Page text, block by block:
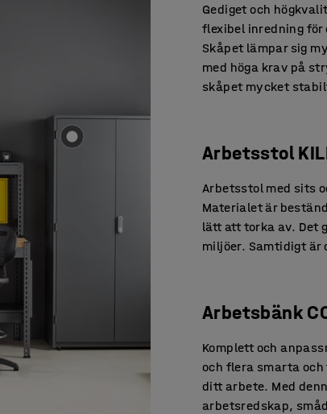
Gediget och
flexibel inredning
Skåpet lämpar sig
med höga krav på
skåpet mycket
Arbetsstol
Arbetsstol med sits
Materialet är
lätt att torka av. Det
miljöer. Samtidigt är
Arbetsbänk
Komplett och
och flera smarta
ditt arbete. Med
arbetsredskap,